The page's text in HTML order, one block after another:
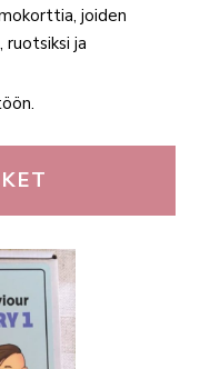
joiden
ruotsiksi ja